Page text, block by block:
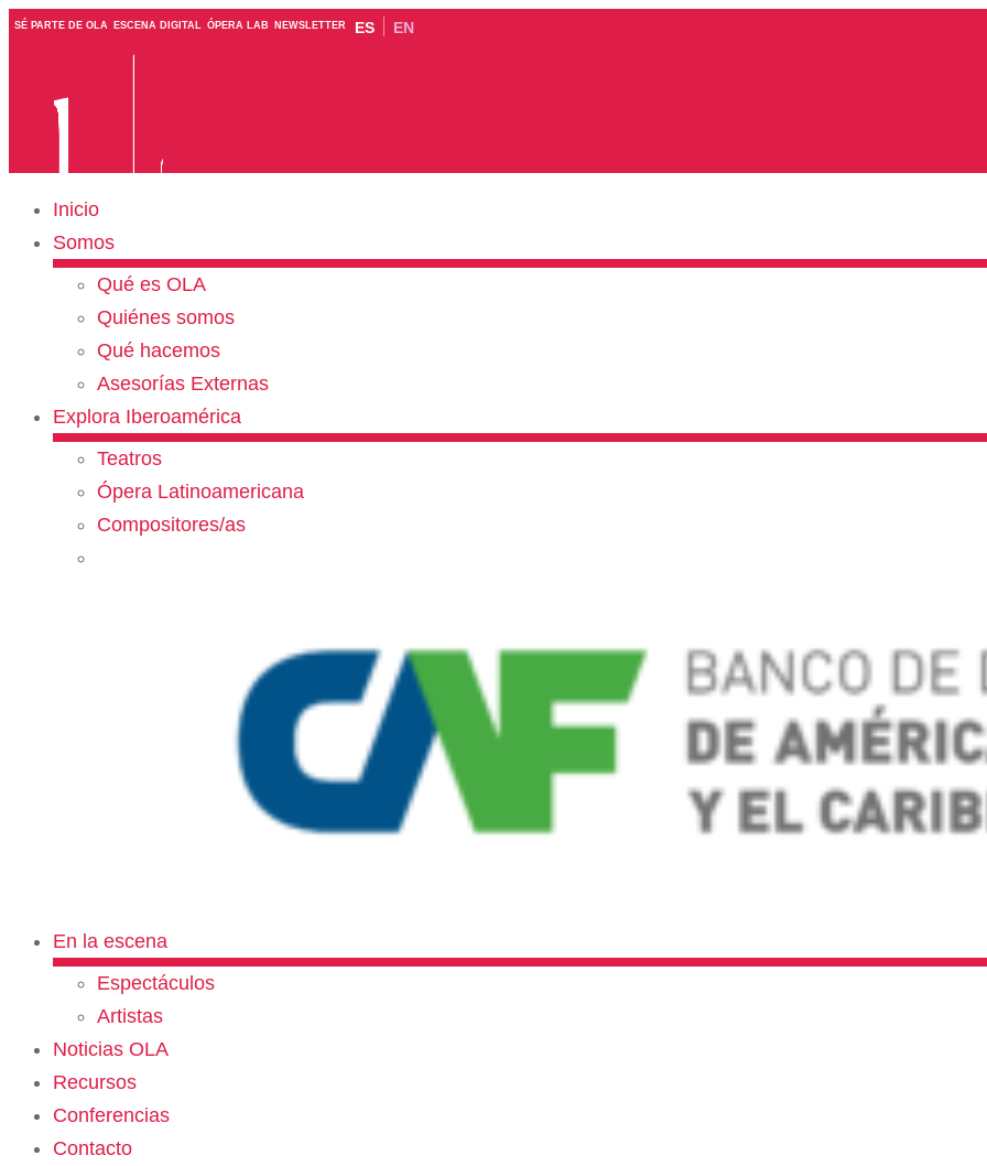
SÉ PARTE DE OLA ESCENA DIGITAL ÓPERA LAB NEWSLETTER ES EN
Inicio
Somos
Qué es OLA
Quiénes somos
Qué hacemos
Asesorías Externas
Explora Iberoamérica
Teatros
Ópera Latinoamericana
Compositores/as
En la escena
Espectáculos
Artistas
Noticias OLA
Recursos
Conferencias
Contacto